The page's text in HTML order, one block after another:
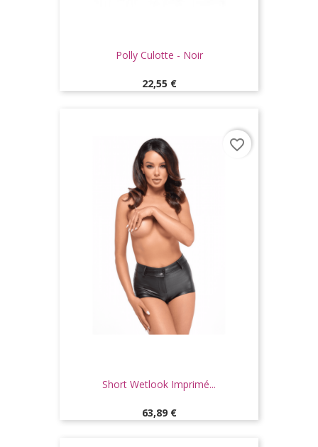
Polly Culotte - Noir
Prix
22,55 €
Short Wetlook Imprimé...
Prix
63,89 €
favorite_border